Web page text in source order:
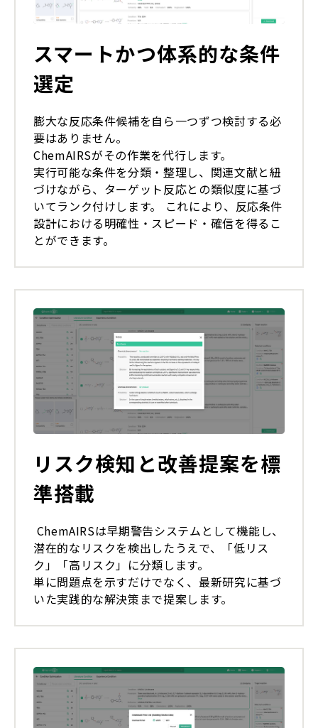
スマートかつ体系的な条件
選定
膨大な反応条件候補を自ら一つずつ検討する必
要はありません。
ChemAIRSがその作業を代行します。
実行可能な条件を分類・整理し、関連文献と紐
づけながら、ターゲット反応との類似度に基づ
いてランク付けします。 これにより、反応条件
設計における明確性・スピード・確信を得るこ
とができます。
リスク検知と改善提案を標
準搭載
ChemAIRSは早期警告システムとして機能し、
潜在的なリスクを検出したうえで、「低リス
ク」「高リスク」に分類します。
単に問題点を示すだけでなく、最新研究に基づ
いた実践的な解決策まで提案します。